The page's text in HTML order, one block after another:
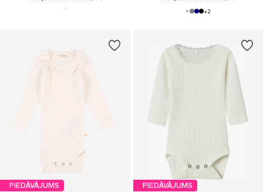
+2
PIEDĀVĀJUMS PIEDĀVĀJUMS